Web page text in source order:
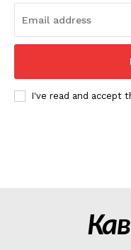
О нас
Политика
I've read and accept